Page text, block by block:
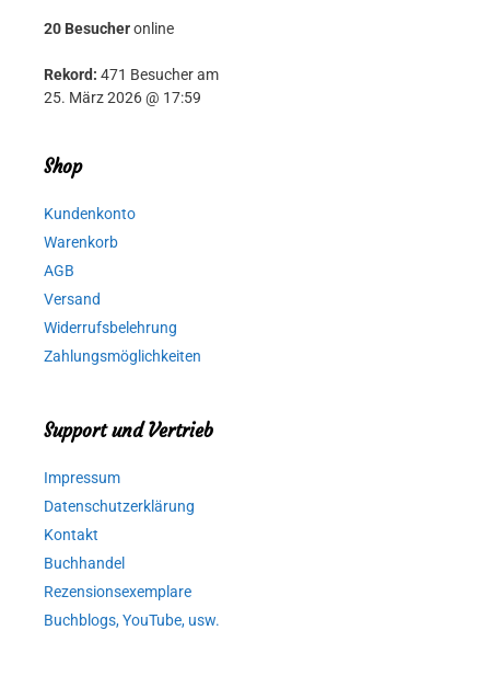
20 Besucheronline
Rekord: 471 Besucher am
25. März 2026 @ 17:59
Shop
Kundenkonto
Warenkorb
AGB
Versand
Widerrufsbelehrung
Zahlungsmöglichkeiten
Support und Vertrieb
Impressum
Datenschutzerklärung
Kontakt
Buchhandel
Rezensionsexemplare
Buchblogs, YouTube, usw.